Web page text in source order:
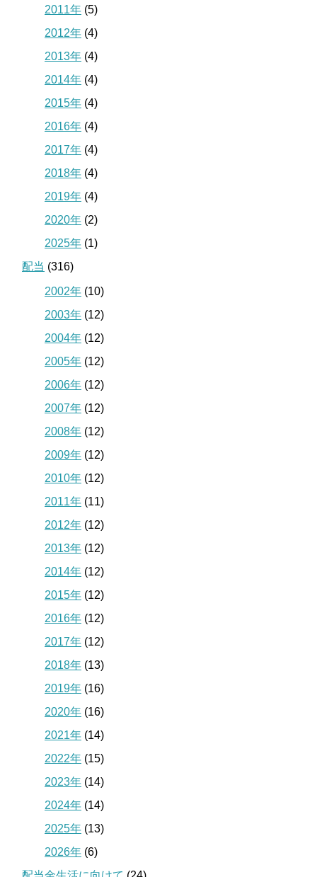
2011年 (5)
2012年 (4)
2013年 (4)
2014年 (4)
2015年 (4)
2016年 (4)
2017年 (4)
2018年 (4)
2019年 (4)
2020年 (2)
2025年 (1)
配当 (316)
2002年 (10)
2003年 (12)
2004年 (12)
2005年 (12)
2006年 (12)
2007年 (12)
2008年 (12)
2009年 (12)
2010年 (12)
2011年 (11)
2012年 (12)
2013年 (12)
2014年 (12)
2015年 (12)
2016年 (12)
2017年 (12)
2018年 (13)
2019年 (16)
2020年 (16)
2021年 (14)
2022年 (15)
2023年 (14)
2024年 (14)
2025年 (13)
2026年 (6)